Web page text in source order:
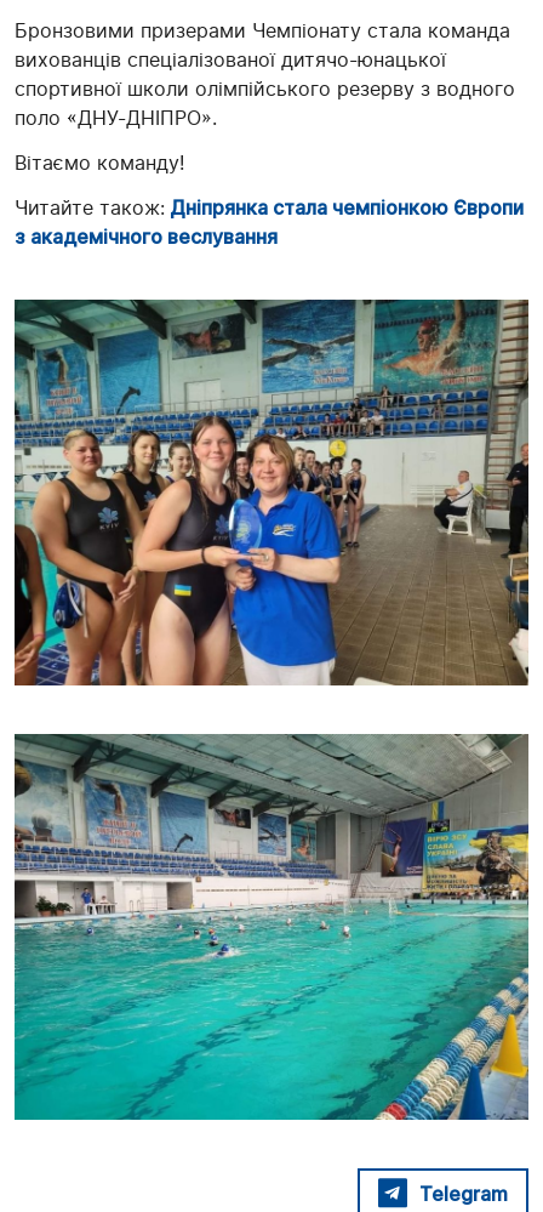
Бронзовими призерами Чемпіонату стала команда
вихованців спеціалізованої дитячо-юнацької
спортивної школи олімпійського резерву з водного
поло «ДНУ-ДНІПРО».
Вітаємо команду!
Читайте також: Дніпрянка стала чемпіонкою Європи
з академічного веслування
Telegram